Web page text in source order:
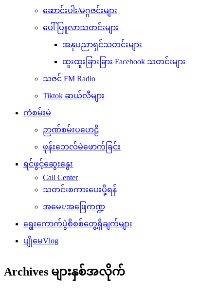
ဆောင်းပါး/မဂ္ဂဇင်းများ
ပေါ်ပြူလာသတင်းများ
အနုပညာရှင်သတင်းများ
ထူးထူးခြားခြား Facebook သတင်းများ
သဇင် FM Radio
Tiktok ဆယ်လီများ
ကံစမ်းမဲ
ဉာဏ်စမ်းပဟေဠိ
ဖုန်းဘေလ်မဲဖောက်ခြင်း
ရင်ဖွင့်ဆွေးနွေး
Call Center
သတင်းစကားပေးပို့ရန်
အမေး/အဖြေကဏ္ဍ
ရွေးကောက်ပွဲစိစစ်တွေ့ရှိချက်များ
ပျိုမေVlog
Archives များနှစ်အလိုက်